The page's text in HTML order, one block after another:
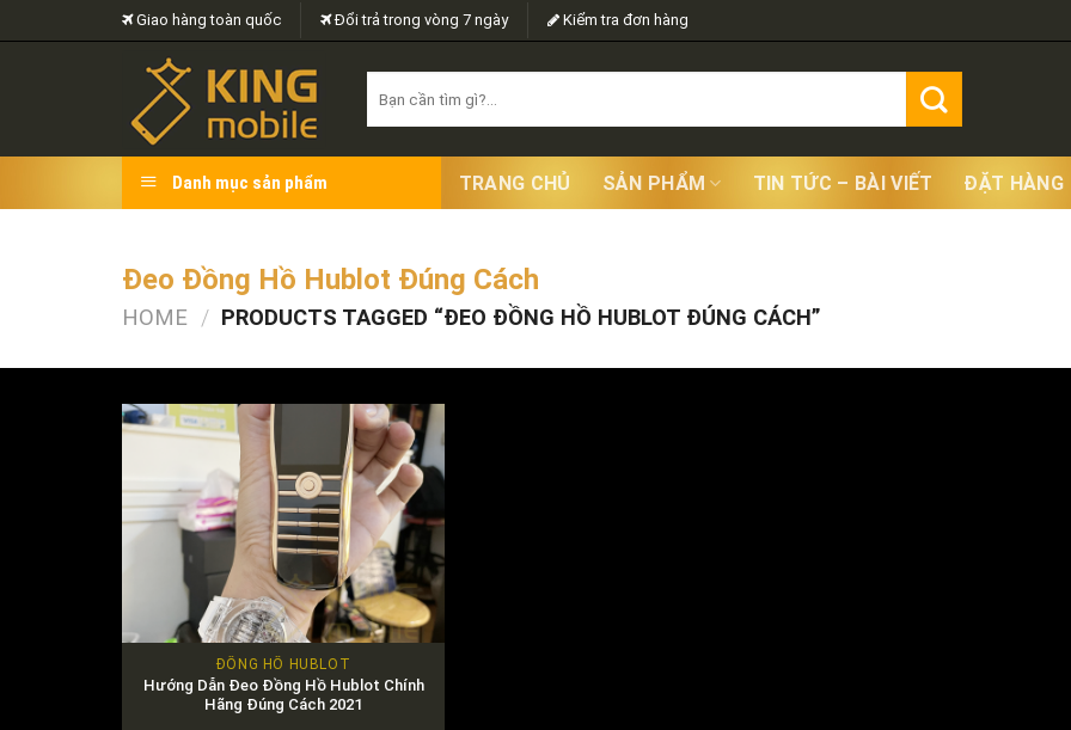
to
Giao hàng toàn quốc Đổi trả trong vòng 7 ngày Kiểm tra đơn hàng
for:
Danh mục sản phẩm TRANG CHỦ SẢN PHẨM TIN TỨC – BÀI VIẾT ĐẶT HÀNG
Đeo Đồng Hồ Hublot Đúng Cách
HOME / PRODUCTS TAGGED “ĐEO ĐỒNG HỒ HUBLOT ĐÚNG CÁCH”
ĐỒNG HỒ HUBLOT
Hướng Dẫn Đeo Đồng Hồ Hublot Chính
Hãng Đúng Cách 2021